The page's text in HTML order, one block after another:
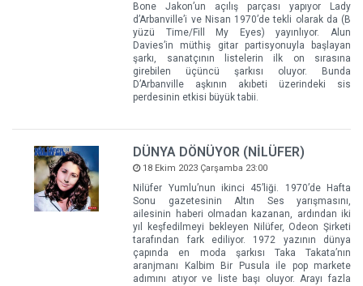
Bone Jakon’un açılış parçası yapıyor Lady
d’Arbanville’i ve Nisan 1970’de tekli olarak da (B
yüzü Time/Fill My Eyes) yayınlıyor. Alun
Davies’in müthiş gitar partisyonuyla başlayan
şarkı, sanatçının listelerin ilk on sırasına
girebilen üçüncü şarkısı oluyor. Bunda
D’Arbanville aşkının akıbeti üzerindeki sis
perdesinin etkisi büyük tabii.
DÜNYA DÖNÜYOR (NİLÜFER)
18 Ekim 2023 Çarşamba 23:00
Nilüfer Yumlu’nun ikinci 45’liği. 1970’de Hafta
Sonu gazetesinin Altın Ses yarışmasını,
ailesinin haberi olmadan kazanan, ardından iki
yıl keşfedilmeyi bekleyen Nilüfer, Odeon Şirketi
tarafından fark ediliyor. 1972 yazının dünya
çapında en moda şarkısı Taka Takata’nın
aranjmanı Kalbim Bir Pusula ile pop markete
adımını atıyor ve liste başı oluyor. Arayı fazla